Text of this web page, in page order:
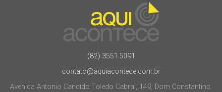
(82) 3551.5091
contato@aquiacontece.com.br
Avenida Antonio Candido Toledo Cabral, 149, Dom Constantino.